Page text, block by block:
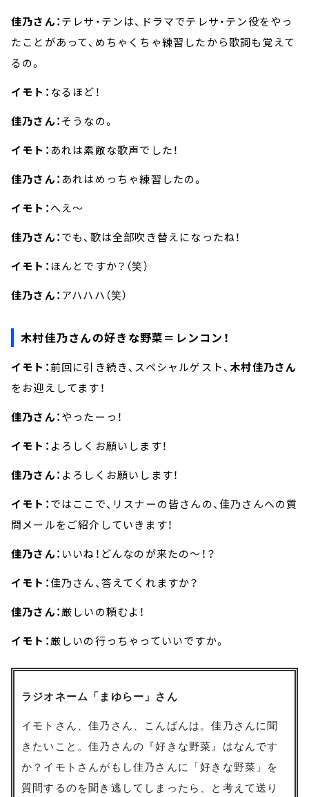
佳乃さん：テレサ・テンは、ドラマでテレサ・テン役をやっ
たことがあって、めちゃくちゃ練習したから歌詞も覚えて
るの。
イモト： なるほど！
佳乃さん：そうなの。
イモト： あれは素敵な歌声でした！
佳乃さん： あれはめっちゃ練習したの。
イモト：へえ～
佳乃さん：でも、歌は全部吹き替えになったね！
イモト：ほんとですか？（笑）
佳乃さん： アハハハ（笑）
木村佳乃さんの好きな野菜＝レンコン！
イモト：前回に引き続き、スペシャルゲスト、 木村佳乃さん
をお迎えしてます！
佳乃さん：やったーっ！
イモト： よろしくお願いします！
佳乃さん： よろしくお願いします！
イモト：ではここで、リスナーの皆さんの、佳乃さんへの質
問メールをご紹介していきます！
佳乃さん： いいね！どんなのが来たの～！？
イモト：佳乃さん、答えてくれますか？
佳乃さん：厳しいの頼むよ！
イモト：厳しいの行っちゃっていいですか。
ラジオネーム「まゆらー」さん
イモトさん、佳乃さん、こんばんは。佳乃さんに聞
きたいこと。佳乃さんの『好きな野菜』はなんです
か？イモトさんがもし佳乃さんに「好きな野菜」を
質問するのを聞き逃してしまったら、と考えて送り